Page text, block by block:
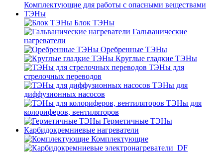
Комплектующие для работы с опасными веществами
ТЭНы
Блок ТЭНы
Гальванические
нагреватели
Оребренные ТЭНы
Круглые гладкие ТЭНы
ТЭНы для
стрелочных переводов
ТЭНы для
диффузионных насосов
ТЭНы для
колориферов, вентиляторов
Герметичные ТЭНы
Карбидокремниевые нагреватели
Комплектующие